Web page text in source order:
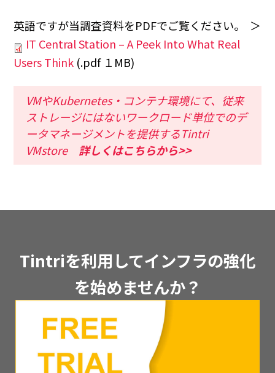
英語ですが当調査資料をPDFでご覧ください。 ＞
IT Central Station – A Peek Into What Real
Users Think (.pdf １MB)
VMやKubernetes・コンテナ環境にて、従来
ストレージにはないワークロード単位でのデ
ータマネージメントを提供するTintri
VMstore 詳しくはこちらから>>
Tintriを利用してインフラの強化
を始めませんか？